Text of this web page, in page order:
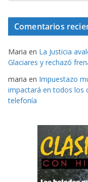
Comentarios
Maria en La Justicia
Glaciares y rechazó
maria en Impuestazo
impactará en todos los
telefonía